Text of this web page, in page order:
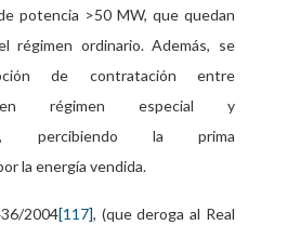
potencia >50 MW, que quedan
régimen ordinario. Además, se
de contratación entre
en régimen especial y
percibiendo la prima
la energía vendida.
2004[117], (que deroga al Real